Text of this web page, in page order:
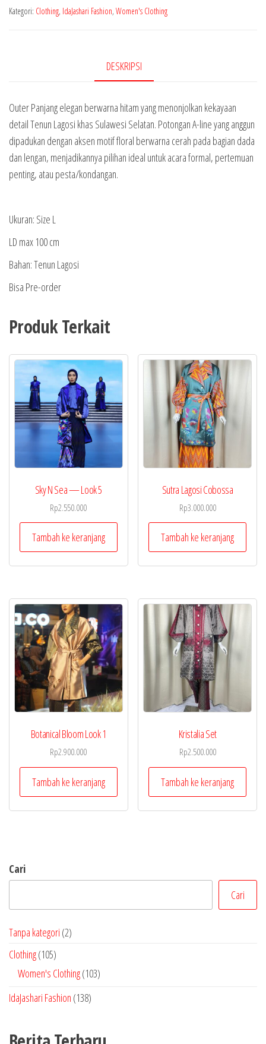
Outer
Kategori: Clothing, IdaJashari Fashion, Women's Clothing
DESKRIPSI
Outer Panjang elegan berwarna hitam yang menonjolkan kekayaan
detail Tenun Lagosi khas Sulawesi Selatan. Potongan A-line yang anggun
dipadukan dengan aksen motif floral berwarna cerah pada bagian dada
dan lengan, menjadikannya pilihan ideal untuk acara formal, pertemuan
penting, atau pesta/kondangan.
Ukuran: Size L
LD max 100 cm
Bahan: Tenun Lagosi
Bisa Pre-order
Produk Terkait
Sky N Sea — Look 5
Rp2.550.000
Tambah ke keranjang
Sutra Lagosi Cobossa
Rp3.000.000
Tambah ke keranjang
Botanical Bloom Look 1
Rp2.900.000
Tambah ke keranjang
Kristalia Set
Rp2.500.000
Tambah ke keranjang
Cari
Cari
Tanpa kategori 22
o
d
Clothing 1051
0
P
o
Women's Clothing 1031
r
IdaJashari Fashion 1381